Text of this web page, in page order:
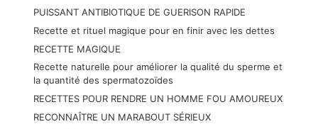
PUISSANT ANTIBIOTIQUE DE GUERISON RAPIDE
Recette et rituel magique pour en finir avec les dettes
RECETTE MAGIQUE
Recette naturelle pour améliorer la qualité du sperme et
la quantité des spermatozoïdes
RECETTES POUR RENDRE UN HOMME FOU AMOUREUX
RECONNAÎTRE UN MARABOUT SÉRIEUX